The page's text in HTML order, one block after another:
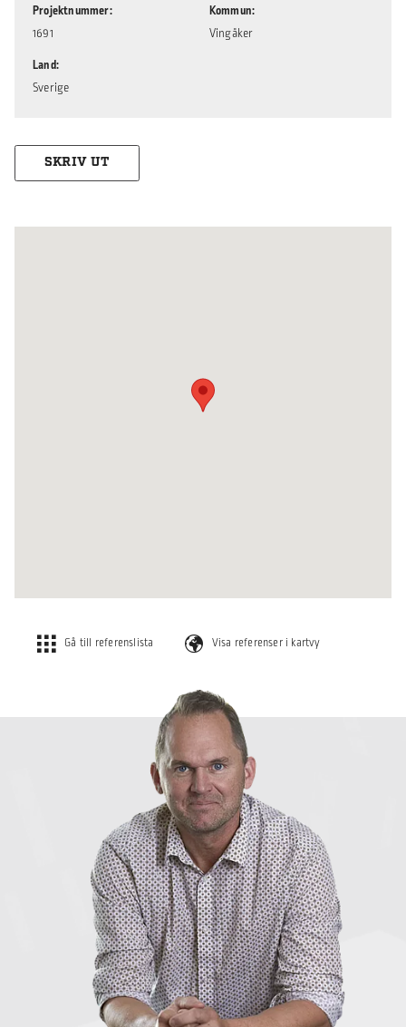
Projektnummer
1691
Land
Sverige
Kommun
Vingåker
SKRIV UT
Gå till referenslista Visa referenser i kartvy